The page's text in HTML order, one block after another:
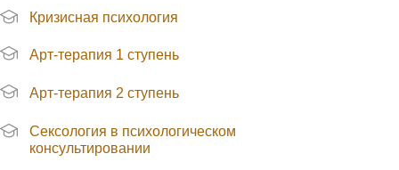
Кризисная психология
Арт-терапия 1 ступень
Арт-терапия 2 ступень
Сексология в психологическом
консультировании